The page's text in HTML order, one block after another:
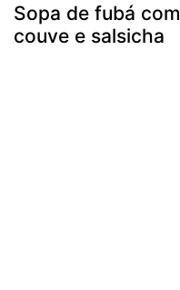
Sopa de fubá com
couve e salsicha